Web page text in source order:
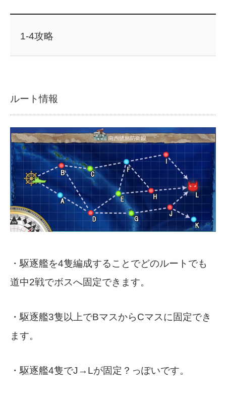
1-4攻略
ルート情報
・駆逐艦を4隻編成することでどのルートでも
道中2戦でボスへ固定できます。
・駆逐艦3隻以上でBマスからCマスに固定でき
ます。
・駆逐艦4隻でJ→Lが固定？っぽいです。